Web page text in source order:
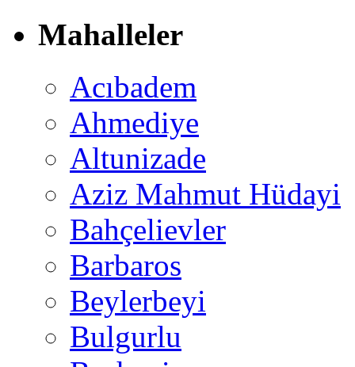
Mahalleler
Acıbadem
Ahmediye
Altunizade
Aziz Mahmut Hüdayi
Bahçelievler
Barbaros
Beylerbeyi
Bulgurlu